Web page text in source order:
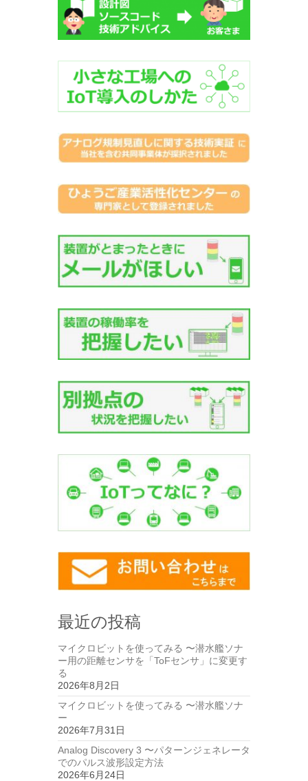
最近の投稿
マイクロビットを使ってみる 〜潜水艦ソナ
ー用の距離センサを「ToFセンサ」に変更す
る
2026年8月2日
マイクロビットを使ってみる 〜潜水艦ソナ
ー
2026年7月31日
Analog Discovery 3 〜パターンジェネレータ
でのパルス波形設定方法
2026年6月24日